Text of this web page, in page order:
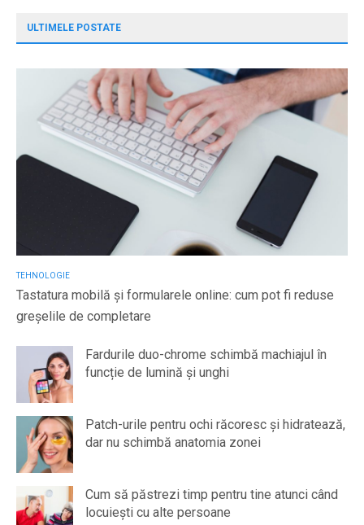
ULTIMELE POSTATE
TEHNOLOGIE
Tastatura mobilă și formularele online: cum pot fi reduse
greșelile de completare
Fardurile duo-chrome schimbă machiajul în
funcție de lumină și unghi
Patch-urile pentru ochi răcoresc și hidratează,
dar nu schimbă anatomia zonei
Cum să păstrezi timp pentru tine atunci când
locuiești cu alte persoane